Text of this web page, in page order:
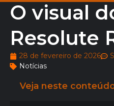
O visual
Resolute
28 de fevereiro de 2026
Notícias
Veja neste